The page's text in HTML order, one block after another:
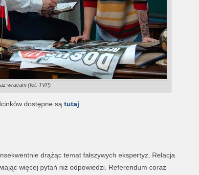
wracam (fot. TVP)
dostępne są tutaj
drążąc temat fałszywych ekspertyz. Relacja
więcej pytań niż odpowiedzi. Referendum coraz